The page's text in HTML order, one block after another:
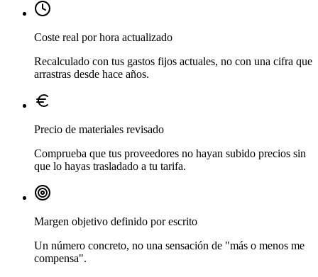
Coste real por hora actualizado
Recalculado con tus gastos fijos actuales, no con una cifra que
arrastras desde hace años.
Precio de materiales revisado
Comprueba que tus proveedores no hayan subido precios sin
que lo hayas trasladado a tu tarifa.
Margen objetivo definido por escrito
Un número concreto, no una sensación de "más o menos me
compensa".